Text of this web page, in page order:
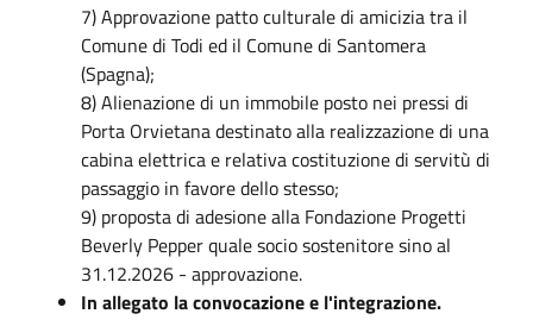
7) Approvazione patto culturale di amicizia tra il
Comune di Todi ed il Comune di Santomera
(Spagna);
8) Alienazione di un immobile posto nei pressi di
Porta Orvietana destinato alla realizzazione di una
cabina elettrica e relativa costituzione di servitù di
passaggio in favore dello stesso;
9) proposta di adesione alla Fondazione Progetti
Beverly Pepper quale socio sostenitore sino al
31.12.2026 - approvazione.
In allegato la convocazione e l'integrazione.